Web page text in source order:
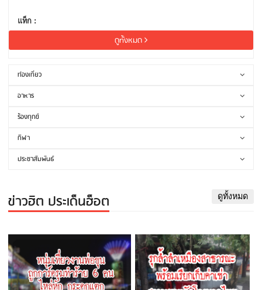
แท็ก :
ดูทั้งหมด
ท่องเที่ยว
อาหาร
ร้องทุกข์
กีฬา
ประชาสัมพันธ์
ข่าวฮิต ประเด็นฮ็อต ดูทั้งหมด